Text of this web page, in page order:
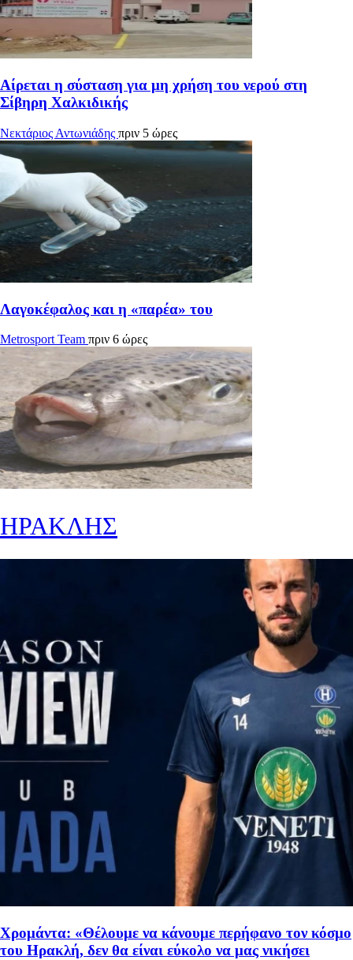
Αίρεται η σύσταση για μη χρήση του νερού στη
Σίβηρη Χαλκιδικής
Νεκτάριος Αντωνιάδης πριν 5 ώρες
Λαγοκέφαλος και η «παρέα» του
Metrosport Team πριν 6 ώρες
ΗΡΑΚΛΗΣ
Χρομάντα: «Θέλουμε να κάνουμε περήφανο τον κόσμο
του Ηρακλή, δεν θα είναι εύκολο να μας νικήσει